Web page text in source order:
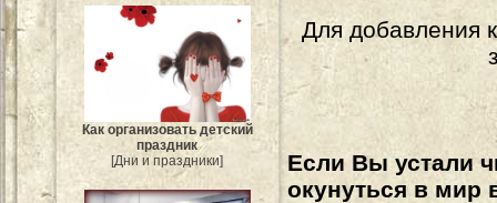
Как организовать детский
праздник
[Дни и праздники]
Для добавления
Если Вы устали
окунуться в мир